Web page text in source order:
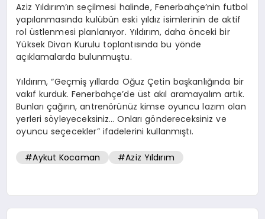
Aziz Yıldırım’ın seçilmesi halinde, Fenerbahçe’nin futbol
yapılanmasında kulübün eski yıldız isimlerinin de aktif
rol üstlenmesi planlanıyor. Yıldırım, daha önceki bir
Yüksek Divan Kurulu toplantısında bu yönde
açıklamalarda bulunmuştu.
Yıldırım, “Geçmiş yıllarda Oğuz Çetin başkanlığında bir
vakıf kurduk. Fenerbahçe’de üst akıl aramayalım artık.
Bunları çağırın, antrenörünüz kimse oyuncu lazım olan
yerleri söyleyeceksiniz… Onları göndereceksiniz ve
oyuncu seçecekler” ifadelerini kullanmıştı.
#Aykut Kocaman #Aziz Yıldırım